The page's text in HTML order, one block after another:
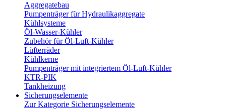
Aggregatebau
Pumpenträger für Hydraulikaggregate
Kühlsysteme
Öl-Wasser-Kühler
Zubehör für Öl-Luft-Kühler
Lüfterräder
Kühlkerne
Pumpenträger mit integriertem Öl-Luft-Kühler
KTR-PIK
Tankheizung
Sicherungselemente
Zur Kategorie Sicherungselemente